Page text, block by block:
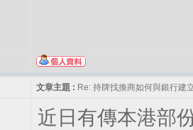
文章主題 : Re: 持牌找換商如何與銀行建
近日有傳本港部